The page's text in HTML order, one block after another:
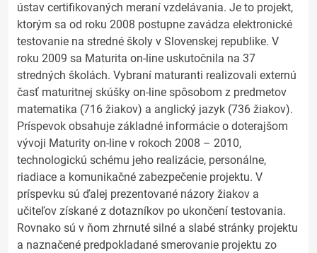
ústav certifikovaných meraní vzdelávania. Je to projekt,
ktorým sa od roku 2008 postupne zavádza elektronické
testovanie na stredné školy v Slovenskej republike. V
roku 2009 sa Maturita on-line uskutočnila na 37
stredných školách. Vybraní maturanti realizovali externú
časť maturitnej skúšky on-line spôsobom z predmetov
matematika (716 žiakov) a anglický jazyk (736 žiakov).
Príspevok obsahuje základné informácie o doterajšom
vývoji Maturity on-line v rokoch 2008 – 2010,
technologickú schému jeho realizácie, personálne,
riadiace a komunikačné zabezpečenie projektu. V
príspevku sú ďalej prezentované názory žiakov a
učiteľov získané z dotazníkov po ukončení testovania.
Rovnako sú v ňom zhrnuté silné a slabé stránky projektu
a naznačené predpokladané smerovanie projektu zo